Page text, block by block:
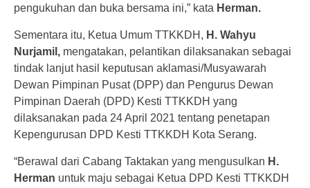
pengukuhan dan buka bersama ini,” kata Herman.
Sementara itu, Ketua Umum TTKKDH, H. Wahyu
Nurjamil, mengatakan, pelantikan dilaksanakan sebagai
tindak lanjut hasil keputusan aklamasi/Musyawarah
Dewan Pimpinan Pusat (DPP) dan Pengurus Dewan
Pimpinan Daerah (DPD) Kesti TTKKDH yang
dilaksanakan pada 24 April 2021 tentang penetapan
Kepengurusan DPD Kesti TTKKDH Kota Serang.
“Berawal dari Cabang Taktakan yang mengusulkan H.
Herman untuk maju sebagai Ketua DPD Kesti TTKKDH